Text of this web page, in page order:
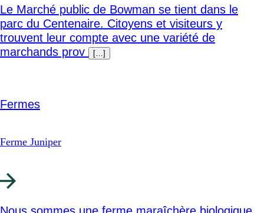
Le Marché public de Bowman se tient dans le
parc du Centenaire. Citoyens et visiteurs y
trouvent leur compte avec une variété de
marchands prov
[…]
Fermes
Ferme Juniper
Nous sommes une ferme maraîchère biologique